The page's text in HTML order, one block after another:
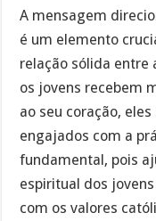
A mensagem
é um elemento
relação sólida entre
os jovens recebem
ao seu coração,
engajados com a
fundamental, pois
espiritual dos
com os valores